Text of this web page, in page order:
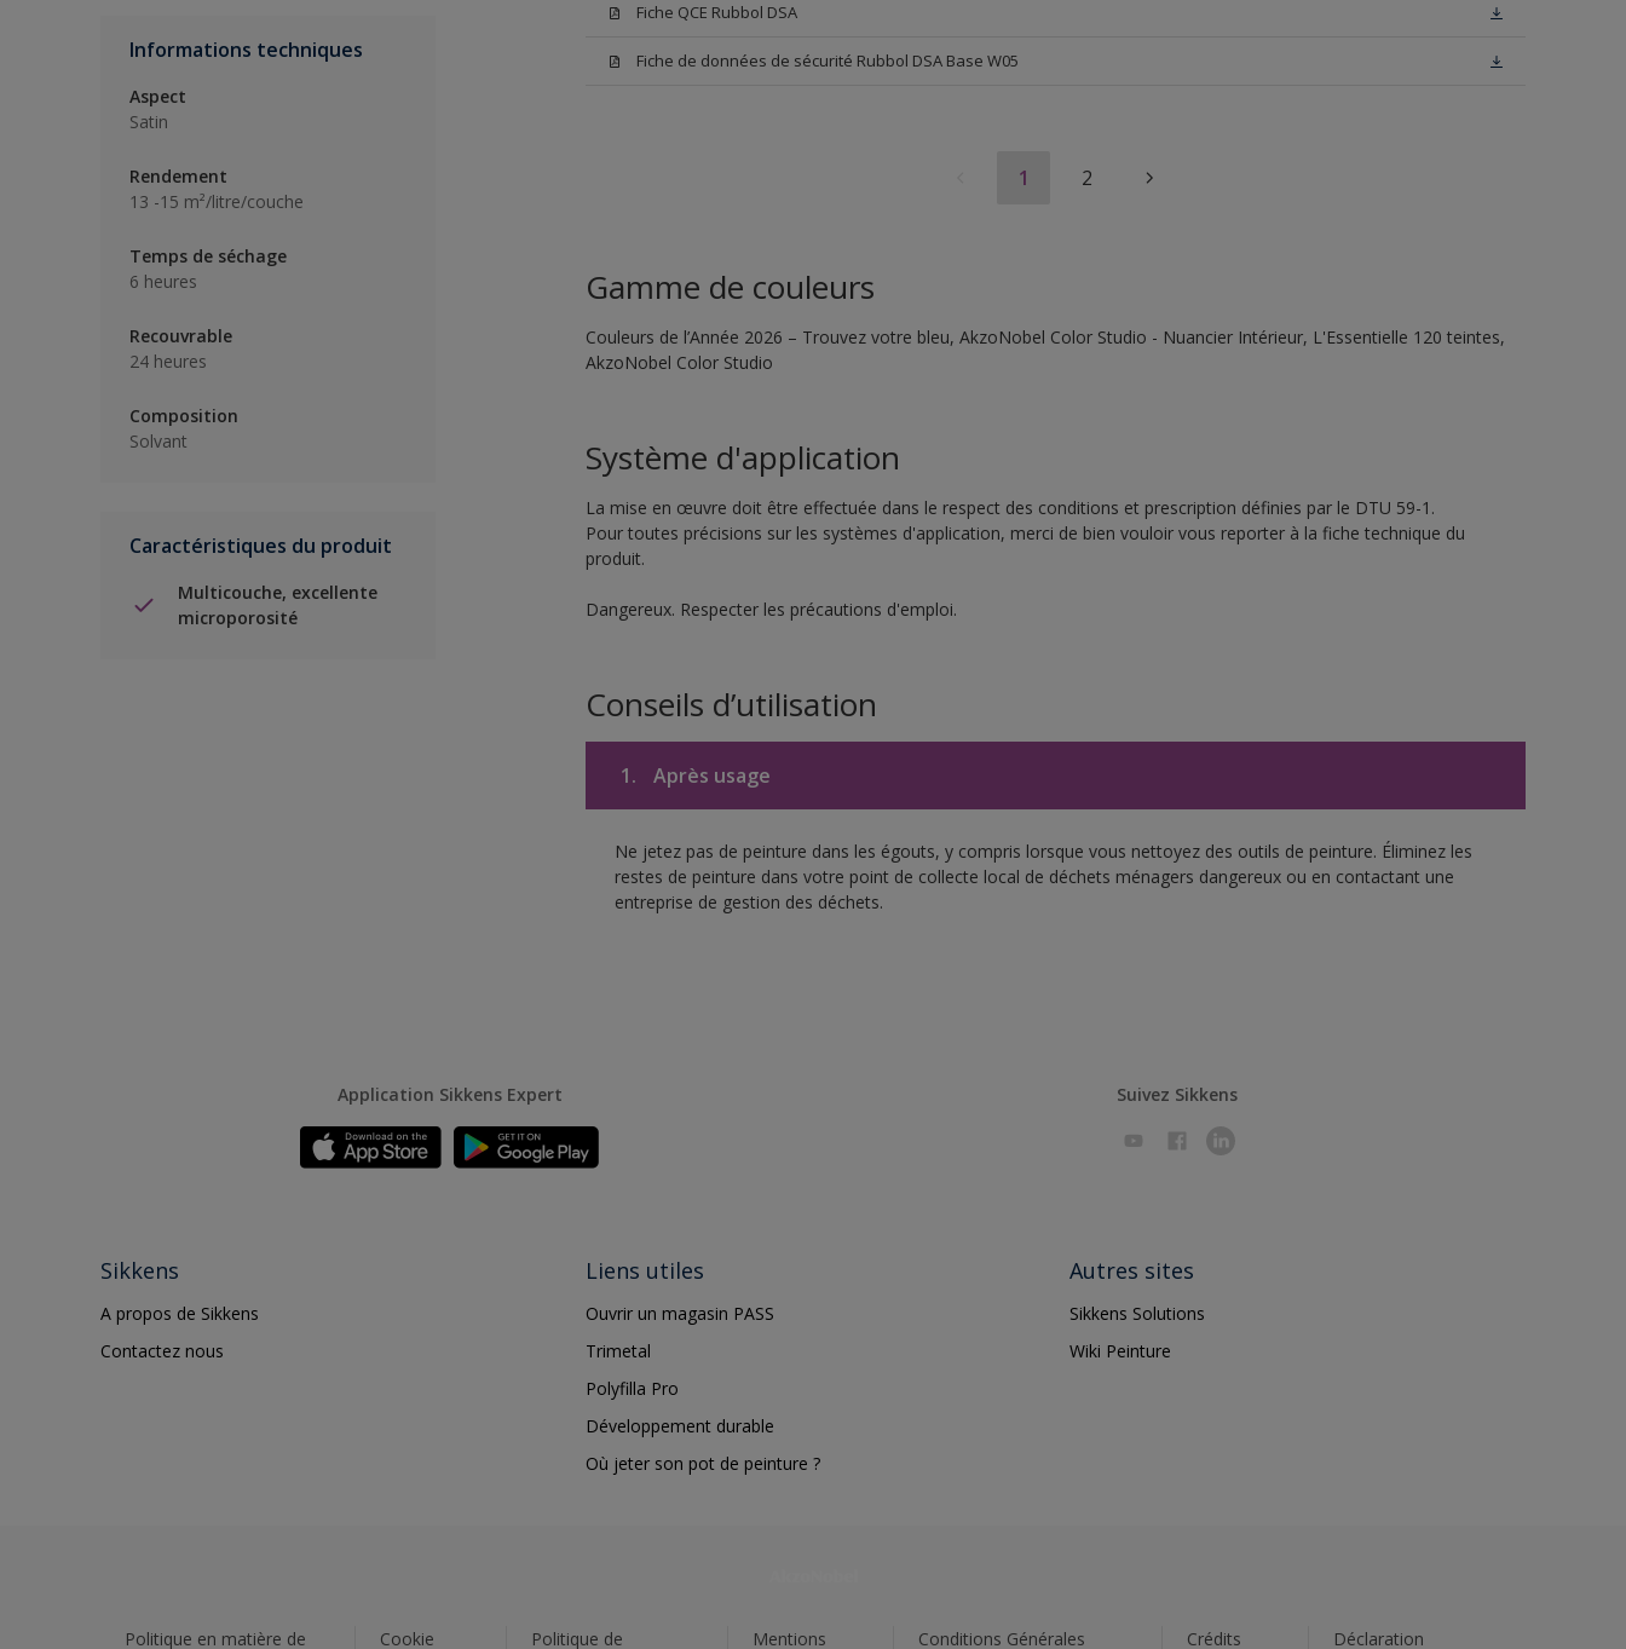
Informations techniques
Aspect
Satin
Rendement
13 -15 m²/litre/couche
Temps de séchage
6 heures
Recouvrable
24 heures
Composition
Solvant
Caractéristiques du produit
Multicouche, excellente
microporosité
Fiche QCE Rubbol DSA
Fiche de données de sécurité Rubbol DSA Base W05
1 2
Gamme de couleurs
Couleurs de l’Année 2026 – Trouvez votre bleu, AkzoNobel Color Studio - Nuancier Intérieur, L'Essentielle 120 teintes,
AkzoNobel Color Studio
Système d'application
La mise en œuvre doit être effectuée dans le respect des conditions et prescription définies par le DTU 59-1.
Pour toutes précisions sur les systèmes d'application, merci de bien vouloir vous reporter à la fiche technique du
produit.
Dangereux. Respecter les précautions d'emploi.
Conseils d’utilisation
1. Après usage
Ne jetez pas de peinture dans les égouts, y compris lorsque vous nettoyez des outils de peinture. Éliminez les
restes de peinture dans votre point de collecte local de déchets ménagers dangereux ou en contactant une
entreprise de gestion des déchets.
Application Sikkens Expert Suivez Sikkens
Sikkens
A propos de Sikkens
Contactez nous
Liens utiles
Ouvrir un magasin PASS
Trimetal
Polyfilla Pro
Développement durable
Où jeter son pot de peinture ?
Autres sites
Sikkens Solutions
Wiki Peinture
Politique en matière de Cookie Politique de Mentions Conditions Générales Crédits Déclaration